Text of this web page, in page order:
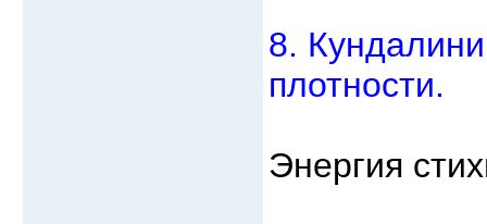
8.
плотности.
Энергия